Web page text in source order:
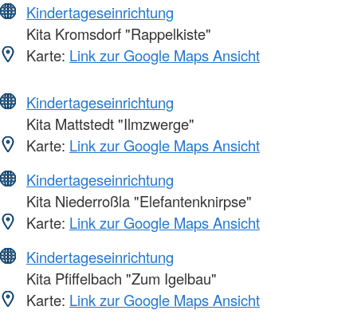
Kindertageseinrichtung
Kita Kromsdorf "Rappelkiste"
Karte: Link zur Google Maps Ansicht
Kindertageseinrichtung
Kita Mattstedt "Ilmzwerge"
Karte: Link zur Google Maps Ansicht
Kindertageseinrichtung
Kita Niederroßla "Elefantenknirpse"
Karte: Link zur Google Maps Ansicht
Kindertageseinrichtung
Kita Pfiffelbach "Zum Igelbau"
Karte: Link zur Google Maps Ansicht